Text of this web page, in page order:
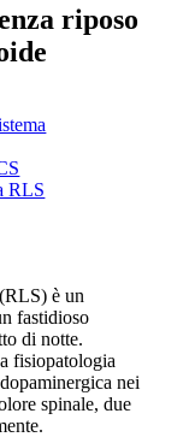
riposo
RLS
è un
fastidioso
di notte.
fisiopatologia
nei
spinale, due